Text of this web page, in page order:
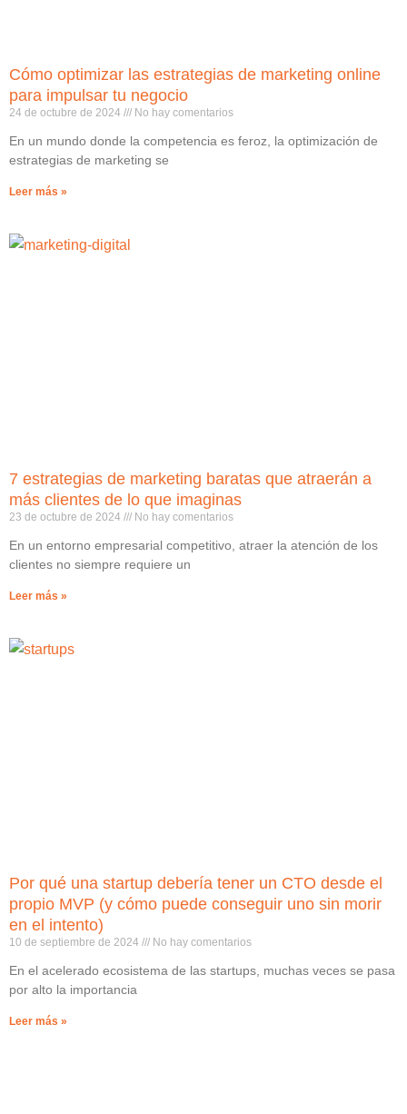
Cómo optimizar las estrategias de marketing online
para impulsar tu negocio
24 de octubre de 2024 No hay comentarios
En un mundo donde la competencia es feroz, la optimización de
estrategias de marketing se
Leer más »
7 estrategias de marketing baratas que atraerán a
más clientes de lo que imaginas
23 de octubre de 2024 No hay comentarios
En un entorno empresarial competitivo, atraer la atención de los
clientes no siempre requiere un
Leer más »
Por qué una startup debería tener un CTO desde el
propio MVP (y cómo puede conseguir uno sin morir
en el intento)
10 de septiembre de 2024 No hay comentarios
En el acelerado ecosistema de las startups, muchas veces se pasa
por alto la importancia
Leer más »